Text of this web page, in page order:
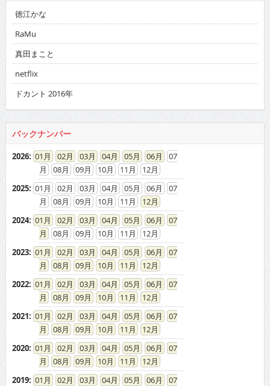
徳江かな
RaMu
真田まこと
netflix
ドカント 2016年
バックナンバー
2026: 01 02 03 04 05 06
07
08
09 10 11
12
2025: 01 02 03 04 05 06
07
08
09 10 11
12
2024: 01 02 03 04 05 06
07
08
09 10 11
12
2023: 01 02 03 04 05 06
07
08
09 10 11
12
2022: 01 02 03 04 05 06
07
08
09 10 11
12
2021: 01 02 03 04 05 06
07
08
09 10 11
12
2020: 01 02 03 04 05 06
07
08
09 10 11
12
2019: 01 02 03 04 05 06
07